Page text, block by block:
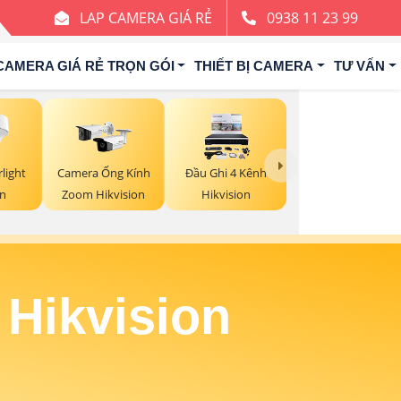
LAP CAMERA GIÁ RẺ 0938 11 23 99
GIÁ RẺ TRỌN GÓI THIẾT BỊ CAMERA TƯ VẤN
Camera Ống Kính
Zoom Hikvision
Đầu Ghi 4 Kênh
Hikvision